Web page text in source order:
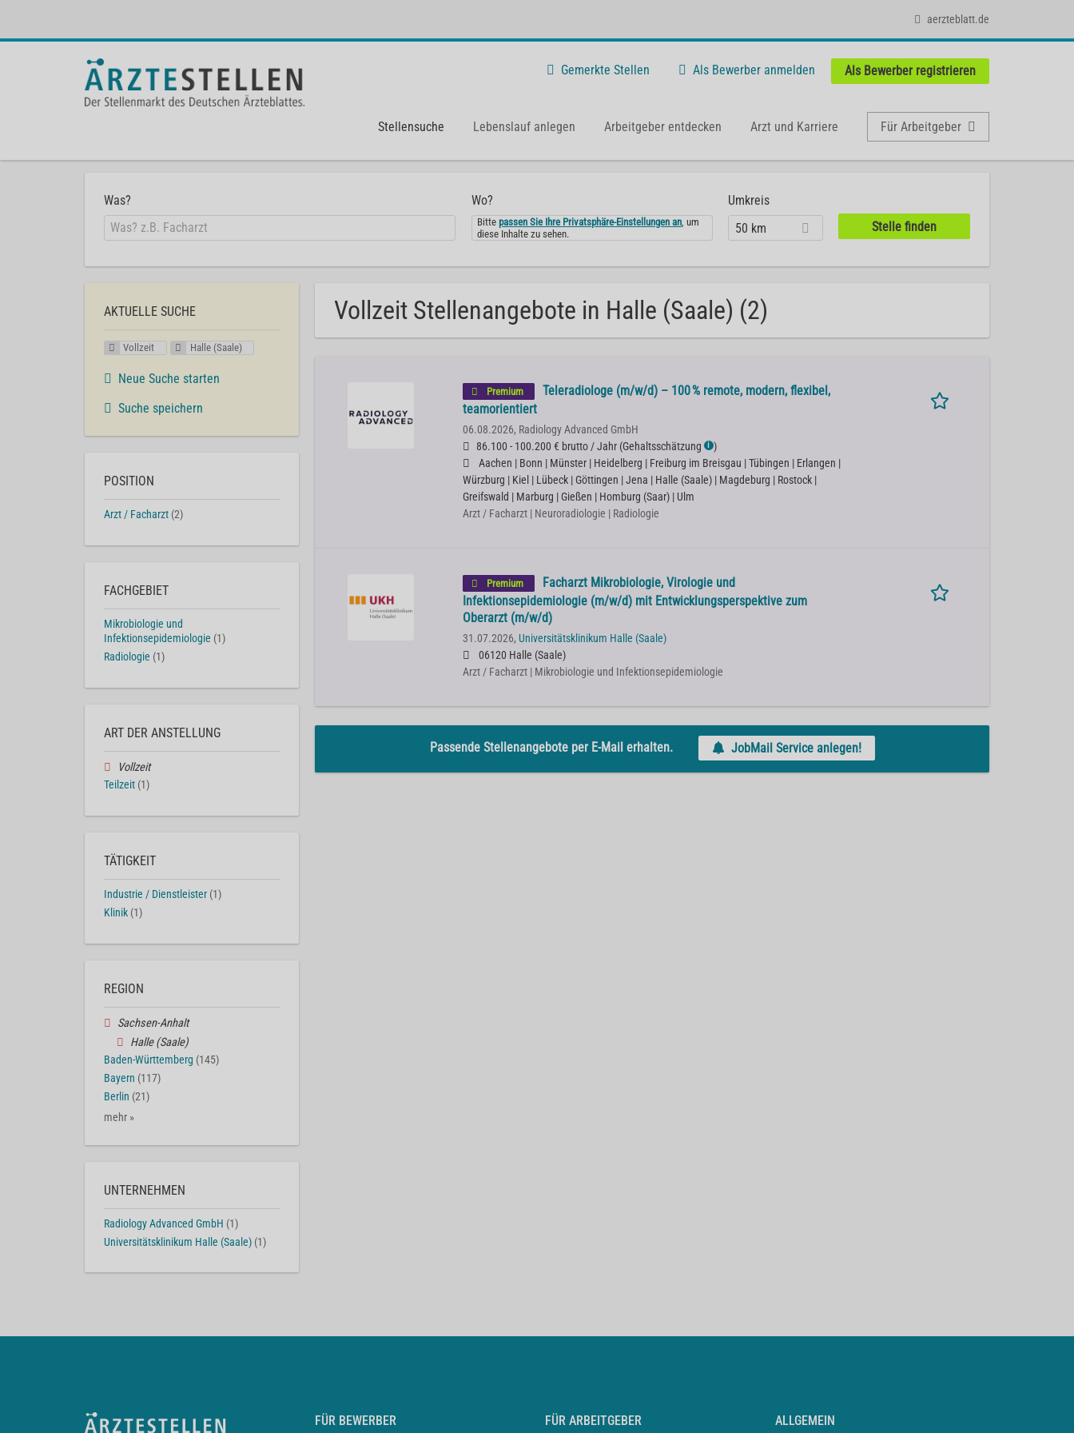
aerzteblatt.de
Gemerkte Stellen Als Bewerber anmelden Als Bewerber registrieren
Stellensuche Lebenslauf anlegen Arbeitgeber entdecken Arzt und Karriere Für Arbeitgeber
Was? Wo?
Bittepassen Sie Ihre Privatsphäre-Einstellungen an, um
diese Inhalte zu sehen.
Umkreis
50 km
Vollzeit Stellenangebote in Halle (Saale) (2)
Premium
Teleradiologe (m/w/d) – 100 % remote, modern, flexibel,
teamorientiert
06.08.2026, Radiology Advanced GmbH
86.100 - 100.200 € brutto / Jahr (Gehaltsschätzung ℹ )
Aachen | Bonn | Münster | Heidelberg | Freiburg im Breisgau | Tübingen | Erlangen |
Würzburg | Kiel | Lübeck | Göttingen | Jena | Halle (Saale) | Magdeburg | Rostock |
Greifswald | Marburg | Gießen | Homburg (Saar) | Ulm
Arzt / Facharzt | Neuroradiologie | Radiologie
Premium
Facharzt Mikrobiologie, Virologie und
Infektionsepidemiologie (m/w/d) mit Entwicklungsperspektive zum
Oberarzt (m/w/d)
31.07.2026, Universitätsklinikum Halle (Saale)
06120 Halle (Saale)
Arzt / Facharzt | Mikrobiologie und Infektionsepidemiologie
Passende Stellenangebote per E-Mail erhalten. JobMail Service anlegen!
AKTUELLE SUCHE
Vollzeit Halle (Saale)
Neue Suche starten
Suche speichern
POSITION
Arzt / Facharzt (2)
FACHGEBIET
Mikrobiologie und
Infektionsepidemiologie (1)
Radiologie (1)
ART DER ANSTELLUNG
Vollzeit
Teilzeit (1)
TÄTIGKEIT
Industrie / Dienstleister (1)
Klinik (1)
REGION
Sachsen-Anhalt
Halle (Saale)
Baden-Württemberg (145)
Bayern (117)
Berlin (21)
mehr »
UNTERNEHMEN
Radiology Advanced GmbH (1)
Universitätsklinikum Halle (Saale) (1)
FÜR BEWERBER FÜR ARBEITGEBER ALLGEMEIN